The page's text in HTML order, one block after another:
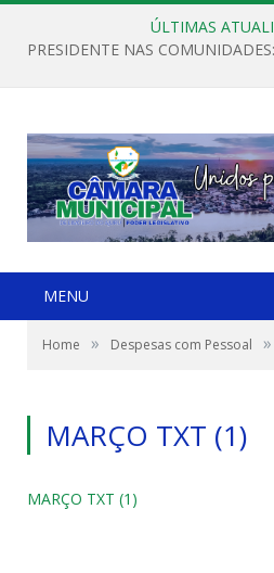
ÚLTIMAS
PRESIDENTE NAS
MENU
Home » Despesas com Pessoal »
MARÇO TXT (1)
MARÇO TXT (1)